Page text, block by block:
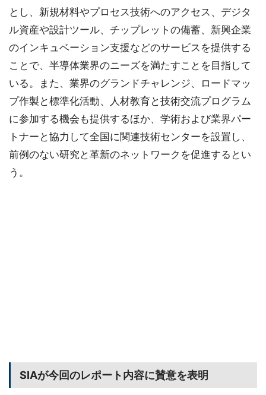
とし、新規材料やプロセス技術へのアクセス、デジタ
ル資産や設計ツール、チップレットの備蓄、新興企業
のインキュベーション支援などのサービスを提供する
ことで、半導体業界のニーズを満たすことを目指して
いる。また、業界のグランドチャレンジ、ロードマッ
プ作製と標準化活動、人材教育と技術交流プログラム
に参加する機会も提供するほか、学術および業界パー
トナーと協力して全国に関連技術センターを設置し、
前例のない研究と革新のネットワークを促進するとい
う。
SIAが今回のレポート内容に賛意を表明